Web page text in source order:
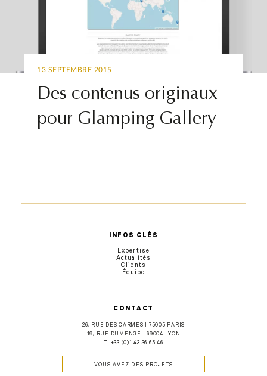
13 SEPTEMBRE 2015
Des contenus originaux
pour Glamping Gallery
CONTACT
26, RUE DES CARMES | 75005 PARIS
19, RUE DUMENGE | 69004 LYON
T. +33 (0)1 43 36 65 46
VOUS AVEZ DES PROJETS
INFOS CLÉS
Expertise
Actualités
Clients
Équipe